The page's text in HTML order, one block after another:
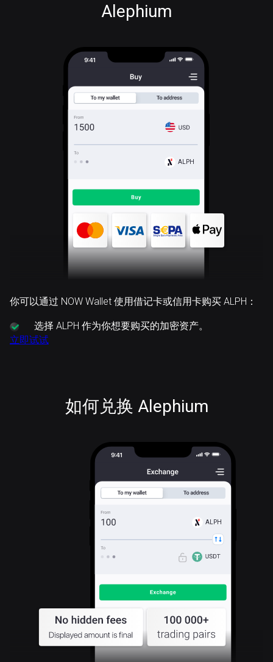
Alephium
ALPH
你可以通过 NOW Wallet 使用借记卡或信用卡购买 ALPH：
选择 ALPH 作为你想要购买的加密资产。
立即试试
如何兑换 Alephium
ALPH